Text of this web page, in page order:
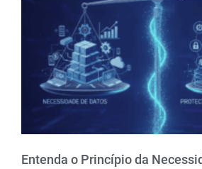
Entenda o Princípio da